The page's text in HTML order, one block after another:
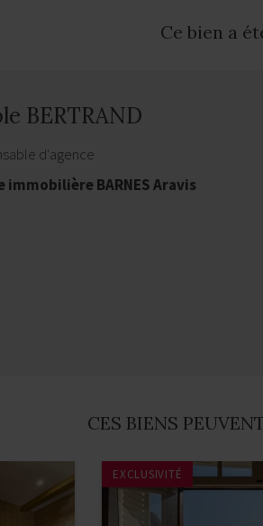
Ce bien a
BERTRAND
d'agence
immobilière BARNES Aravis
CES BIENS
EXCLUSIVITÉ